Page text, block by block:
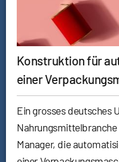
Konstruktion für
einer
Ein grosses deutsches
Manager, die